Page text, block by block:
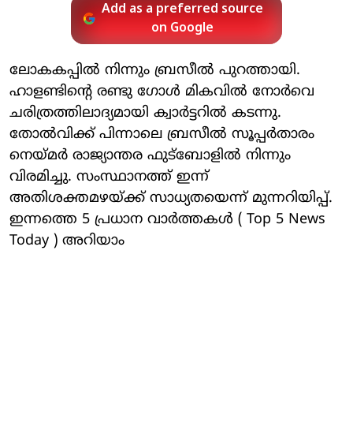
Add as a preferred source
on Google
ലോകകപ്പില്‍ നിന്നും ബ്രസീല്‍ പുറത്തായി.
ഹാളണ്ടിന്റെ രണ്ടു ഗോള്‍ മികവില്‍ നോര്‍വെ
ചരിത്രത്തിലാദ്യമായി ക്വാര്‍ട്ടറില്‍ കടന്നു.
തോല്‍വിക്ക് പിന്നാലെ ബ്രസീല്‍ സൂപ്പര്‍താരം
നെയ്മര്‍ രാജ്യാന്തര ഫുട്‌ബോളില്‍ നിന്നും
വിരമിച്ചു. സംസ്ഥാനത്ത് ഇന്ന്
അതിശക്തമഴയ്ക്ക് സാധ്യതയെന്ന് മുന്നറിയിപ്പ്.
ഇന്നത്തെ 5 പ്രധാന വാര്‍ത്തകള്‍ ( Top 5 News
Today ) അറിയാം